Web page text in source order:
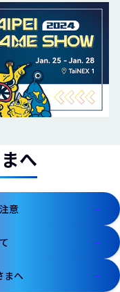
へ
意
まへ